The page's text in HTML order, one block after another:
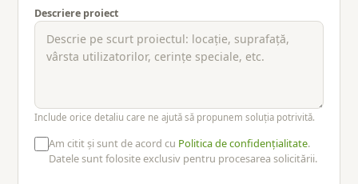
Descriere proiect
Include orice detaliu care ne ajută să propunem soluția potrivită.
Am citit și sunt de acord cu Politica de confidențialitate.
Datele sunt folosite exclusiv pentru procesarea solicitării.